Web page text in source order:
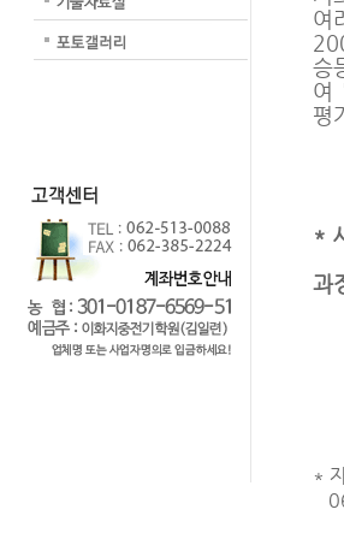
여
승
여
평
*
과
*